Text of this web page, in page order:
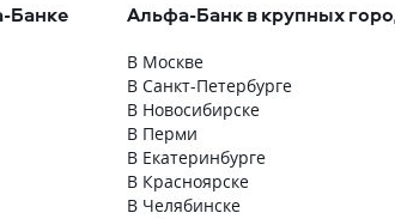
Банке Альфа-Банк в крупных
В Москве
В Санкт-Петербурге
В Новосибирске
В Перми
В Екатеринбурге
В Красноярске
В Челябинске